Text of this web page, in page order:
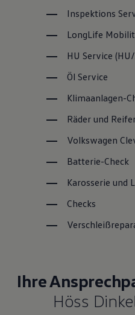
Inspektions
LongLife
HU Service (
Öl Service
Klimaanlagen-
Räder und
Volkswagen
Batterie-Check
Karosserie und
Checks
Ihre
Höss